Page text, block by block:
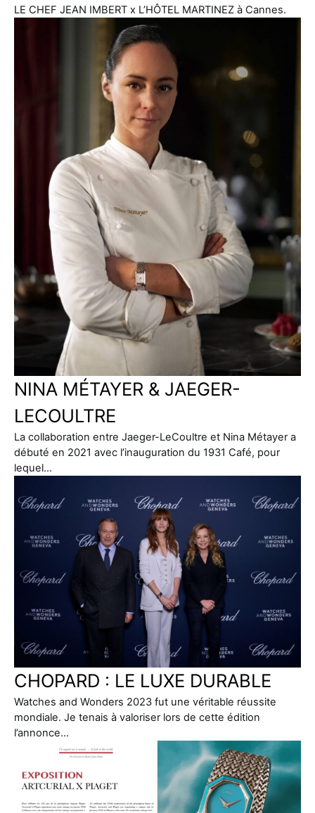
LE CHEF JEAN IMBERT x L’HÔTEL MARTINEZ à Cannes.
NINA MÉTAYER & JAEGER-
LECOULTRE
La collaboration entre Jaeger-LeCoultre et Nina Métayer a
débuté en 2021 avec l’inauguration du 1931 Café, pour
lequel…
CHOPARD : LE LUXE DURABLE
Watches and Wonders 2023 fut une véritable réussite
mondiale. Je tenais à valoriser lors de cette édition
l’annonce…